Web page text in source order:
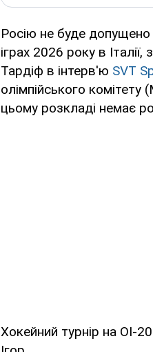
Росію не буде допущено
іграх 2026 року в
Тардіф в інтерв'ю SVT
олімпійського
цьому розкладі немає
Хокейний турнір на ОІ-